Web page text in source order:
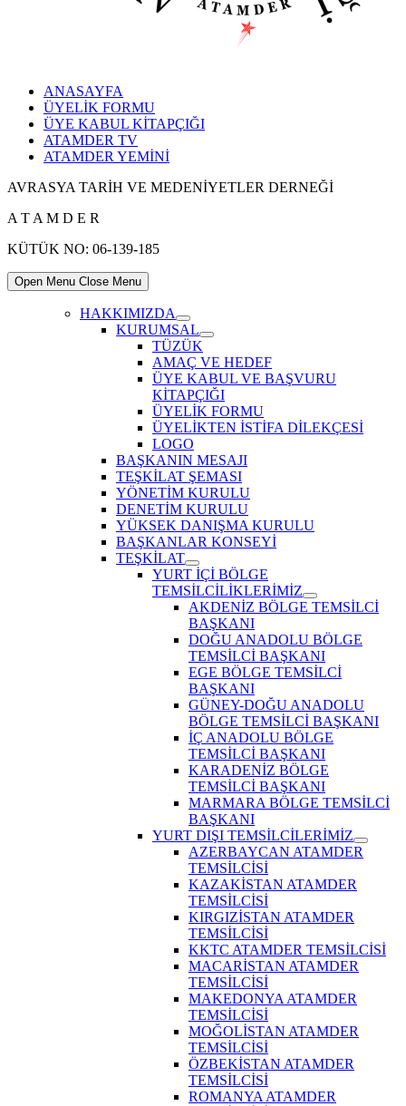
ANASAYFA
ÜYELİK FORMU
ÜYE KABUL KİTAPÇIĞI
ATAMDER TV
ATAMDER YEMİNİ
AVRASYA TARİH VE MEDENİYETLER DERNEĞİ
A T A M D E R
KÜTÜK NO: 06-139-185
Open Menu Close Menu
HAKKIMIZDA
Show
sub
menu
KURUMSAL
Show
sub
menu
TÜZÜK
AMAÇ VE HEDEF
ÜYE KABUL VE BAŞVURU
KİTAPÇIĞI
ÜYELİK FORMU
ÜYELİKTEN İSTİFA DİLEKÇESİ
LOGO
BAŞKANIN MESAJI
TEŞKİLAT ŞEMASI
YÖNETİM KURULU
DENETİM KURULU
YÜKSEK DANIŞMA KURULU
BAŞKANLAR KONSEYİ
TEŞKİLAT
Show
sub
menu
YURT İÇİ BÖLGE
TEMSİLCİLİKLERİMİZ
Show
sub
menu
AKDENİZ BÖLGE TEMSİLCİ
BAŞKANI
DOĞU ANADOLU BÖLGE
TEMSİLCİ BAŞKANI
EGE BÖLGE TEMSİLCİ
BAŞKANI
GÜNEY-DOĞU ANADOLU
BÖLGE TEMSİLCİ BAŞKANI
İÇ ANADOLU BÖLGE
TEMSİLCİ BAŞKANI
KARADENİZ BÖLGE
TEMSİLCİ BAŞKANI
MARMARA BÖLGE TEMSİLCİ
BAŞKANI
YURT DIŞI TEMSİLCİLERİMİZ
Show
sub
AZERBAYCAN ATAMDER
TEMSİLCİSİ
KAZAKİSTAN ATAMDER
TEMSİLCİSİ
KIRGIZİSTAN ATAMDER
TEMSİLCİSİ
KKTC ATAMDER TEMSİLCİSİ
MACARİSTAN ATAMDER
TEMSİLCİSİ
MAKEDONYA ATAMDER
TEMSİLCİSİ
MOĞOLİSTAN ATAMDER
TEMSİLCİSİ
ÖZBEKİSTAN ATAMDER
TEMSİLCİSİ
ROMANYA ATAMDER